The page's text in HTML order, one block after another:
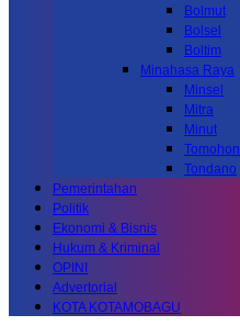
Bolmut
Bolsel
Boltim
Minahasa Raya
Minsel
Mitra
Minut
Tomohon
Tondano
Pemerintahan
Politik
Ekonomi & Bisnis
Hukum & Kriminal
OPINI
Advertorial
KOTA KOTAMOBAGU